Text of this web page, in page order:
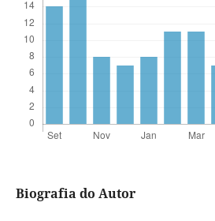
Biografia do Autor